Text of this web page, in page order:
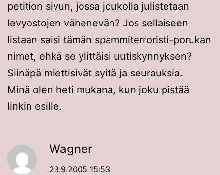
petition sivun, jossa joukolla julistetaan
levyostojen vähenevän? Jos sellaiseen
listaan saisi tämän spammiterroristi-porukan
nimet, ehkä se ylittäisi uutiskynnyksen?
Siinäpä miettisivät syitä ja seurauksia.
Minä olen heti mukana, kun joku pistää
linkin esille.
Wagner
23.9.2005 15:53